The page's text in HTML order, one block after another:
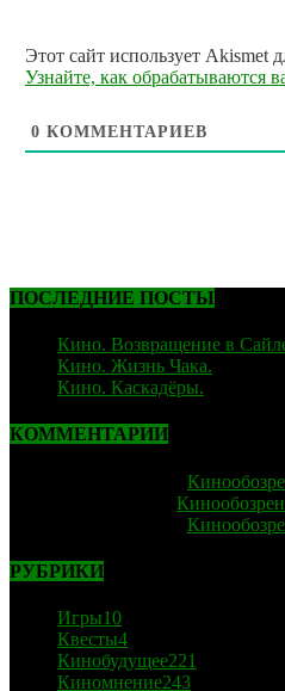
Этот сайт использует Akismet
Узнайте, как обрабатываются
0 КОММЕНТАРИЕВ
ПОСЛЕДНИЕ ПОСТЫ
Кино. Возвращение в
Кино. Жизнь Чака.
Кино. Каскадёры.
КОММЕНТАРИИ
РУБРИКИ
Игры10
Квесты4
Кинобудущее221
Киномнение243